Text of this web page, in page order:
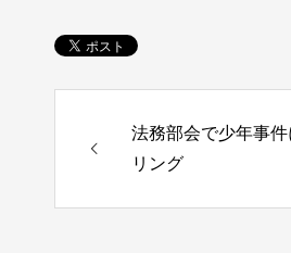
法務部会で少年事
リング